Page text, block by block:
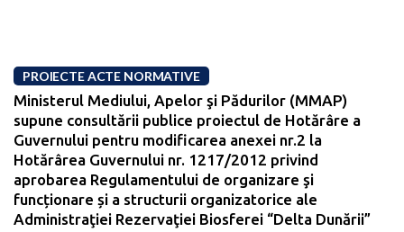
PROIECTE ACTE NORMATIVE
Ministerul Mediului, Apelor şi Pădurilor (MMAP)
supune consultării publice proiectul de Hotărâre a
Guvernului pentru modificarea anexei nr.2 la
Hotărârea Guvernului nr. 1217/2012 privind
aprobarea Regulamentului de organizare şi
funcționare și a structurii organizatorice ale
Administraţiei Rezervaţiei Biosferei “Delta Dunării”